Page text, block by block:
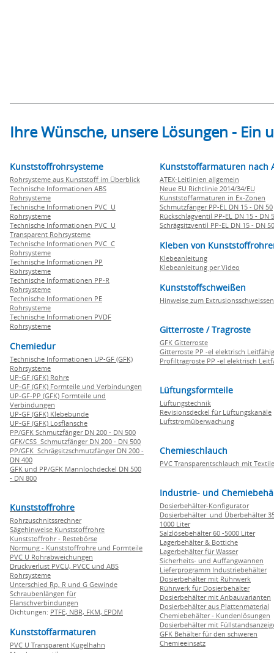
Ihre Wünsche, unsere Lösungen -
Kunststoffrohrsysteme
Rohrsysteme aus Kunststoff im Überblick
Technische Informationen ABS
Rohrsysteme
Technische Informationen PVC U
Rohrsysteme
Technische Informationen PVC U
Transparent Rohrsysteme
Technische Informationen PVC C
Rohrsysteme
Technische Informationen PP
Rohrsysteme
Technische Informationen PP-R
Rohrsysteme
Technische Informationen PE
Rohrsysteme
Technische Informationen PVDF
Rohrsysteme
Chemiedur
Technische Informationen UP-GF (GFK)
Rohrsysteme
UP-GF (GFK) Rohre
UP-GF (GFK) Formteile und Verbindungen
UP-GF-PP (GFK) Formteile und
Verbindungen
UP-GF (GFK) Klebebunde
UP-GF (GFK) Losflansche
PP/GFK Schmutzfänger DN 200 - DN 500
GFK/CSS Schmutzfänger DN 200 - DN 500
PP/GFK Schrägsitzschmutzfänger DN 200 -
DN 400
GFK und PP/GFK Mannlochdeckel DN 500
- DN 800
Kunststoffrohre
Rohrzuschnitssrechner
Sägehinweise Kunststoffrohre
Kunststoffrohr - Restebörse
Normung - Kunststoffrohre und Formteile
PVC U Rohrabweichungen
Druckverlust PVCU, PVCC und ABS
Rohrsysteme
Unterschied Rp, R und G Gewinde
Schraubenlängen für
Flanschverbindungen
Dichtungen: PTFE, NBR, FKM, EPDM
Kunststoffarmaturen
PVC U Transparent Kugelhahn
Kunststoffarmaturen nach
ATEX-Leitlinien allgemein
Neue EU Richtlinie 2014/34/EU
Kunststoffarmaturen in Ex-Zonen
Schmutzfänger PP-EL DN 15 - DN 50
Rückschlagventil PP-EL DN 15 - DN
Schrägsitzventil PP-EL DN 15 - DN 50
Kleben von
Klebeanleitung
Klebeanleitung per Video
Kunststoffschweißen
Hinweise zum Extrusionsschweissen
Gitterroste / Tragroste
GFK Gitterroste
Gitterroste PP -el elektrisch Leitfähig
Profiltragroste PP -el elektrisch
Lüftungsformteile
Lüftungstechnik
Revisionsdeckel für Lüftungskanäle
Luftstromüberwachung
Chemieschlauch
PVC Transparentschlauch mit
Industrie- und
Dosierbehälter-Konfigurator
Dosierbehälter und Überbehälter
1000 Liter
Salzlösebehälter 60 -5000 Liter
Lagerbehälter & Bottiche
Lagerbehälter für Wasser
Sicherheits- und Auffangwannen
Lieferprogramm Industriebehälter
Dosierbehälter mit Rührwerk
Rührwerk für Dosierbehälter
Dosierbehälter mit Anbauvarianten
Dosierbehälter aus Plattenmaterial
Chemiebehälter - Kundenlösungen
Dosierbehälter mit
GFK Behälter für den schweren
Chemieeinsatz